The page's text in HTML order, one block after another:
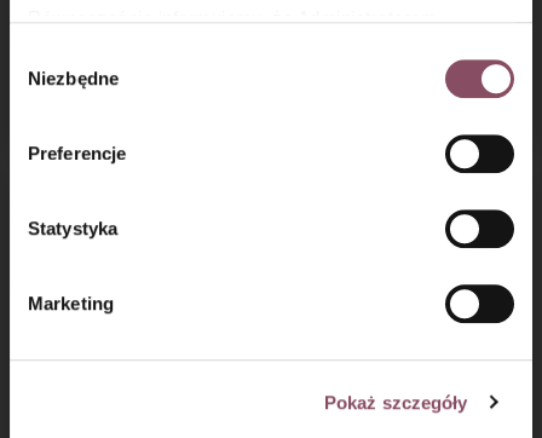
Gdańsk (80-339) adres: Dickmana 14/15 więcej
informacji o przetwarzaniu danych osobowych oraz
Polityce
prywatności.
zgody
Niezbędne
Preferencje
Statystyka
Marketing
Pokaż szczegóły
Sernik z mlekiem
Choinka z ciasta
Drożdżowy